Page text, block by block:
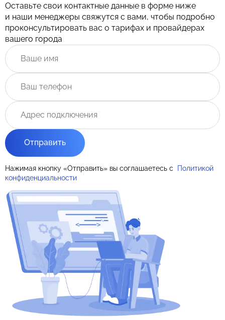
Оставьте свои контактные данные в форме ниже
и наши менеджеры свяжутся с вами, чтобы подробно
проконсультировать вас о тарифах и провайдерах
вашего города
Отправить
Нажимая кнопку «Отправить» вы соглашаетесь с
Политикой
конфиденциальности